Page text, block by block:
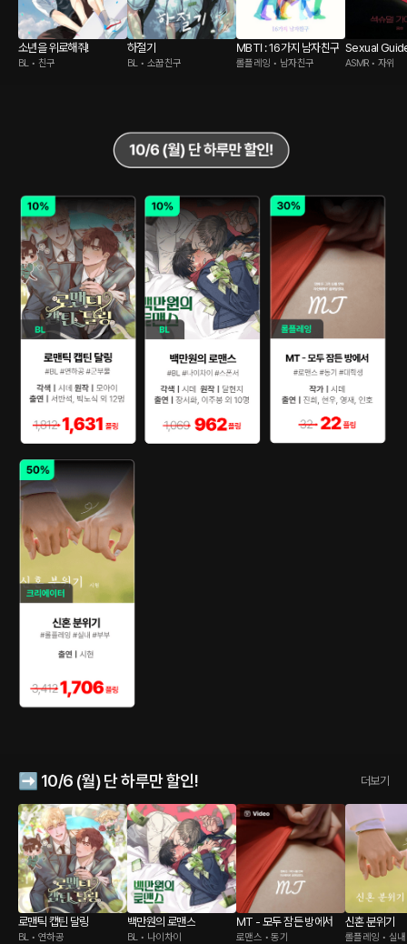
소년을 위로해줘!
BL • 친구
하절기
BL • 소꿉친구
MBTI : 16가지 남자친구
롤플레잉 • 남자친구
Sexual
ASMR • 자위
➡️ 10/6 (월) 단 하루만 할인! 더보기
로맨틱 캡틴 달링
BL • 연하공
백만원의 로맨스
BL • 나이차이
MT - 모두 잠든 방에서
로맨스 • 동기
신혼 분위기
롤플레잉 • 실내